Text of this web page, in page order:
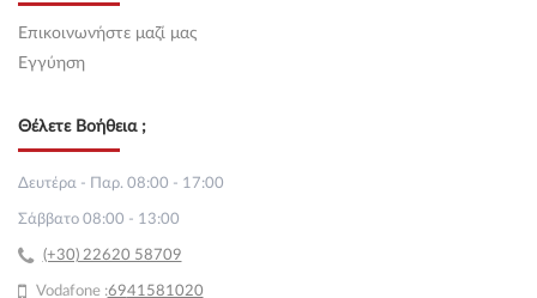
Επικοινωνήστε μαζί μας
Εγγύηση
Θέλετε Βοήθεια ;
Δευτέρα - Παρ. 08:00 - 17:00
Σάββατο 08:00 - 13:00
(+30) 22620 58709
Vodafone :6941581020